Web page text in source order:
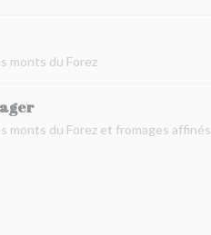
monts du Forez
monts du Forez et fromages affinés